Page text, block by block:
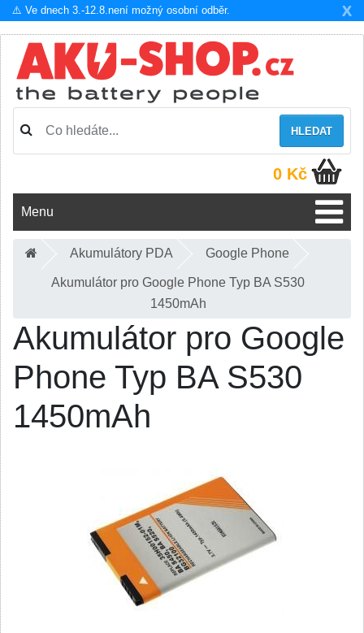
X
⚠️ Ve dnech 3.-12.8.není možný osobní odběr.
HLEDAT
0 Kč
Menu
Akumulátory PDA Google Phone
Akumulátor pro Google Phone Typ BA S530
1450mAh
Akumulátor pro Google
Phone Typ BA S530
1450mAh